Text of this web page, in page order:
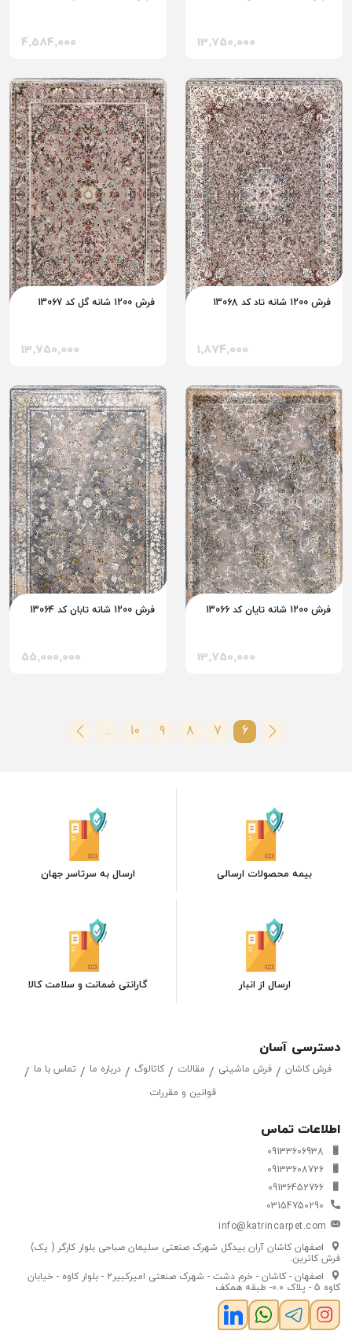
13٬750٬000 4٬584٬000
فرش 1200 شانه تاد کد 13068
1٬874٬000
فرش 1200 شانه گل کد 13067
13٬750٬000
فرش 1200 شانه تایان کد 13066
13٬750٬000
فرش 1200 شانه تابان کد 13064
55٬000٬000
6
7
8
9
10
...
بیمه محصولات ارسالی ارسال به سرتاسر جهان
ارسال از انبار گارانتی ضمانت و سلامت کالا
دسترسی آسان
فرش کاشان فرش ماشینی مقالات کاتالوگ درباره ما
تماس با ما
قوانین و مقررات
اطلاعات تماس
09133606938
09133608726
09136452766
03154750290
info@katrincarpet.com
اصفهان کاشان آران بیدگل شهرک صنعتی سلیمان صباحی بلوار کارگر ( یک)
فرش کاترین.
اصفهان - کاشان - خرم دشت - شهرک صنعتی امیرکبیر2 - بلوار کاوه - خیابان
کاوه 5 - پلاک 0.0- طبقه همکف